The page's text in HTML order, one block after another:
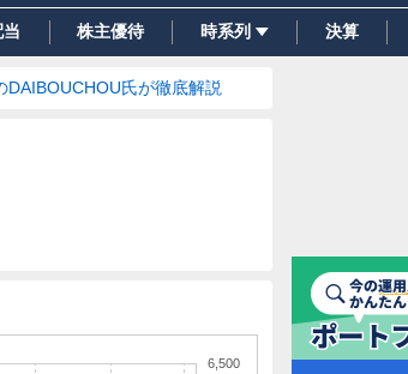
当 株主優待 時系列 決算
氏が徹底解説
6,500